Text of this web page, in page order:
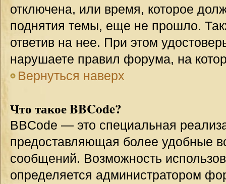
отключена, или время, которое
поднятия темы, еще не прошло.
ответив на нее. При этом
нарушаете правил форума, на
Вернуться наверх
Что такое BBCode?
BBCode — это специальная
предоставляющая более удобные
сообщений. Возможность
определяется администратором